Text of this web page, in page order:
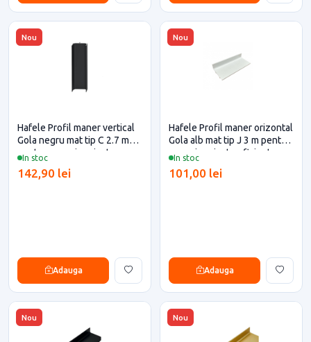
Nou
In stoc
Hafele Profil maner vertical
Gola negru mat tip C 2.7 m
pentru casa si proiecte
142,90 lei
Adauga
Nou
In stoc
Hafele Profil maner orizontal
Gola alb mat tip J 3 m pentru
casa si proiecte eficiente
101,00 lei
Adauga
Nou Nou